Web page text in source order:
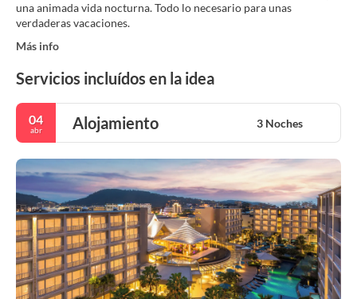
una animada vida nocturna. Todo lo necesario para unas
Más info
Servicios incluídos en la idea
04
abr Alojamiento 3 Noches